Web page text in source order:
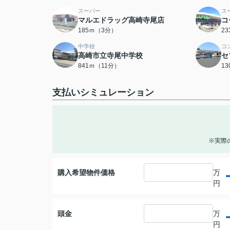
スーパー
マルエドラッグ高崎寺尾店
185ｍ（3分）
ス
中学校
高崎市立寺尾中学校
841ｍ（11分）
コ
セ
支払いシミュレーション
※実際
購入希望物件価格
万
円
頭金
万
円